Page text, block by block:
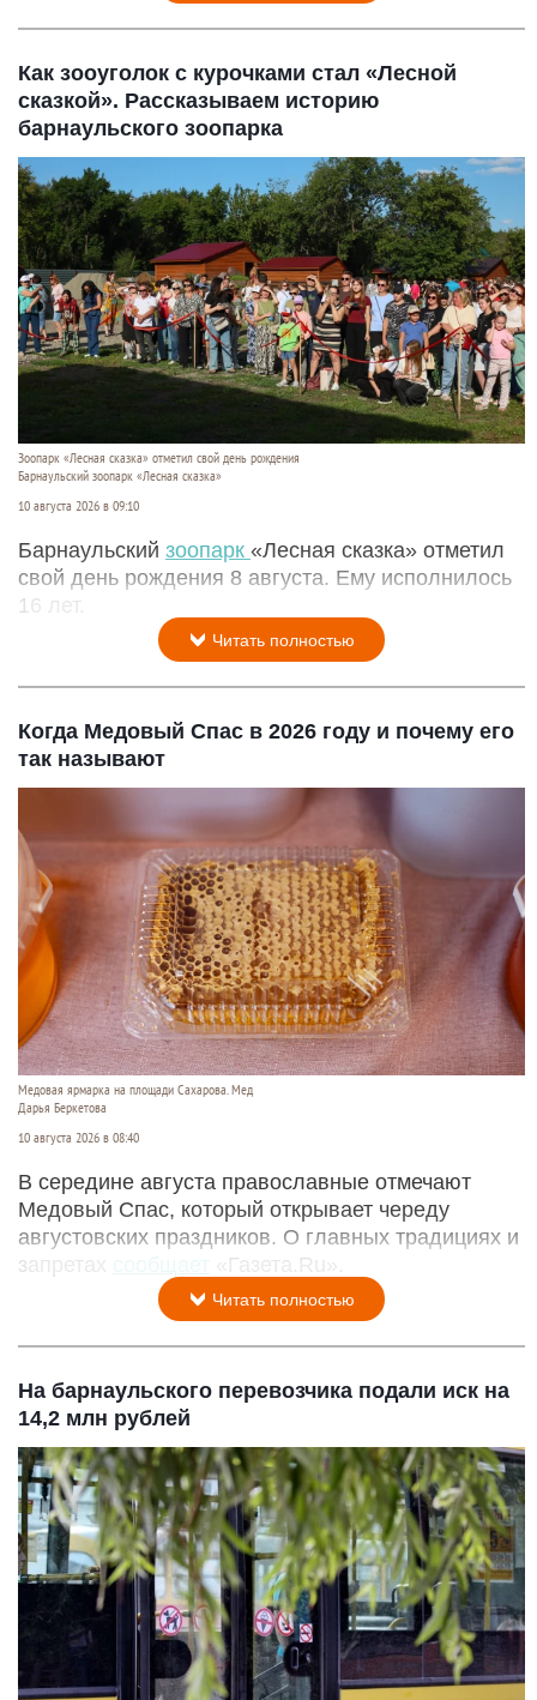
Как зооуголок с курочками стал «Лесной
сказкой». Рассказываем историю
барнаульского зоопарка
Зоопарк «Лесная сказка» отметил свой день рождения
Барнаульский зоопарк «Лесная сказка»
10 августа 2026 в 09:10
Барнаульский зоопарк «Лесная сказка» отметил
свой день рождения 8 августа. Ему исполнилось
16 лет.
Читать полностью
Когда Медовый Спас в 2026 году и почему его
так называют
Медовая ярмарка на площади Сахарова. Мед
Дарья Беркетова
10 августа 2026 в 08:40
В середине августа православные отмечают
Медовый Спас, который открывает череду
августовских праздников. О главных традициях и
запретах
сообщает «Газета.Ru».
Читать полностью
На барнаульского перевозчика подали иск на
14,2 млн рублей